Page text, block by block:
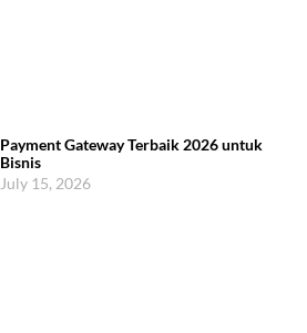
Payment Gateway Terbaik 2026 untuk
Bisnis
July 15, 2026